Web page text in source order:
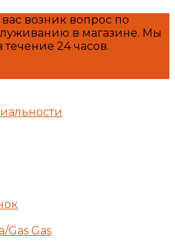
возник вопрос по
в магазине. Мы
течение 24 часов.
Gas Gas